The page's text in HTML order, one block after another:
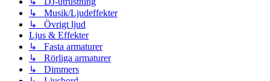
↳ Musik/Ljudeffekter
↳ Övrigt ljud
Ljus & Effekter
↳ Fasta armaturer
↳ Rörliga armaturer
↳ Dimmers